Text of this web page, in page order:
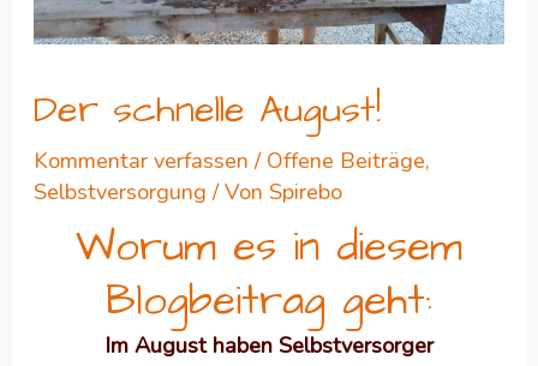
Der schnelle August!
Kommentar verfassen / Offene Beiträge,
Selbstversorgung / Von Spirebo
Worum es in diesem
Blogbeitrag geht:
Im August haben Selbstversorger